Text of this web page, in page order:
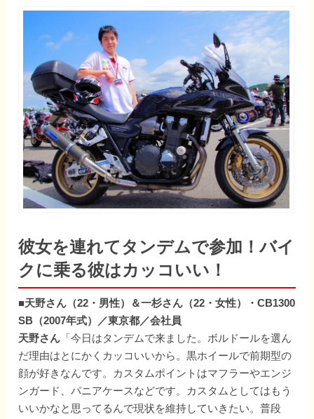
彼女を連れてタンデムで参加！バイ
クに乗る彼はカッコいい！
■天野さん（22・男性）＆一杉さん（22・女性）・CB1300
SB（2007年式）／東京都／会社員
天野さん 「今日はタンデムで来ました。ボルドールを選ん
だ理由はとにかくカッコいいから。黒ホイールで前期型の
顔が好きなんです。カスタムポイントはマフラーやエンジ
ンガード、パニアケースなどです。カスタムとしてはもう
いいかなと思ってるんで現状を維持していきたい。普段